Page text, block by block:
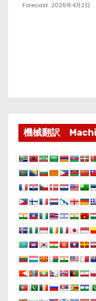
Forecast 2026年4月2日
機械翻訳